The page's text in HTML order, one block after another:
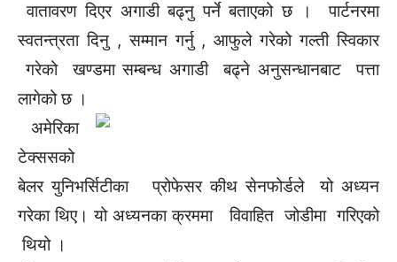
वातावरण दिएर अगाडी बढ्नु पर्ने बताएको छ । पार्टनरमा
स्वतन्त्रता दिनु , सम्मान गर्नु , आफुले गरेको गल्ती स्विकार
गरेको खण्डमा सम्बन्ध अगाडी बढ्ने अनुसन्धानबाट पत्ता
लागेको छ ।
अमेरिका
टेक्‍ससको
बेलर युनिभर्सिटीका प्रोफेसर कीथ सेनफोर्डले यो अध्यन
गरेका थिए। यो अध्यनका क्रममा विवाहित जोडीमा गरिएको
थियो ।